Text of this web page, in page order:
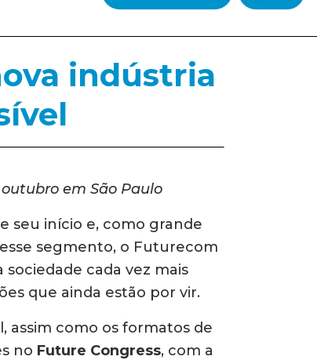
indústria
em São Paulo
seu início e, como grande
segmento, o Futurecom
cada vez mais
que ainda estão por vir.
assim como os formatos de
no Future Congress, com a